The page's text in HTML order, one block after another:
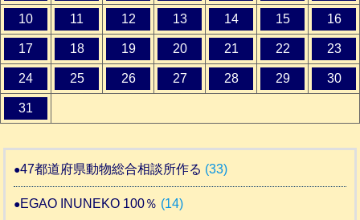
10 11 12 13 14 15 16
17 18 19 20 21 22 23
24 25 26 27 28 29 30
31
47都道府県動物総合相談所作る (33)
EGAO INUNEKO 100％ (14)